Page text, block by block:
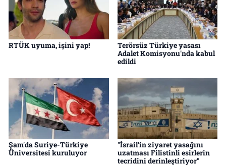
RTÜK uyuma, işini yap!
Terörsüz Türkiye yasası
Adalet Komisyonu'nda kabul
edildi
Şam'da Suriye-Türkiye
Üniversitesi kuruluyor
"İsrail'in ziyaret yasağını
uzatması Filistinli esirlerin
tecridini derinleştiriyor"